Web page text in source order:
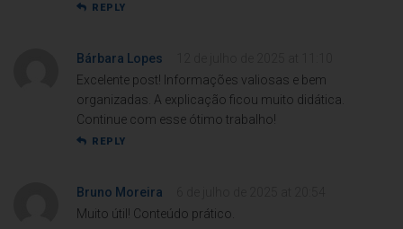
REPLY
Bárbara Lopes
Excelente post! Informações valiosas e bem
organizadas. A explicação ficou muito didática.
Continue com esse ótimo trabalho!
REPLY
Bruno Moreira
Muito útil! Conteúdo prático.